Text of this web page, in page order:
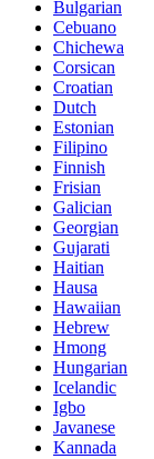
Bulgarian
Cebuano
Chichewa
Corsican
Croatian
Dutch
Estonian
Filipino
Finnish
Frisian
Galician
Georgian
Gujarati
Haitian
Hausa
Hawaiian
Hebrew
Hmong
Hungarian
Icelandic
Igbo
Javanese
Kannada